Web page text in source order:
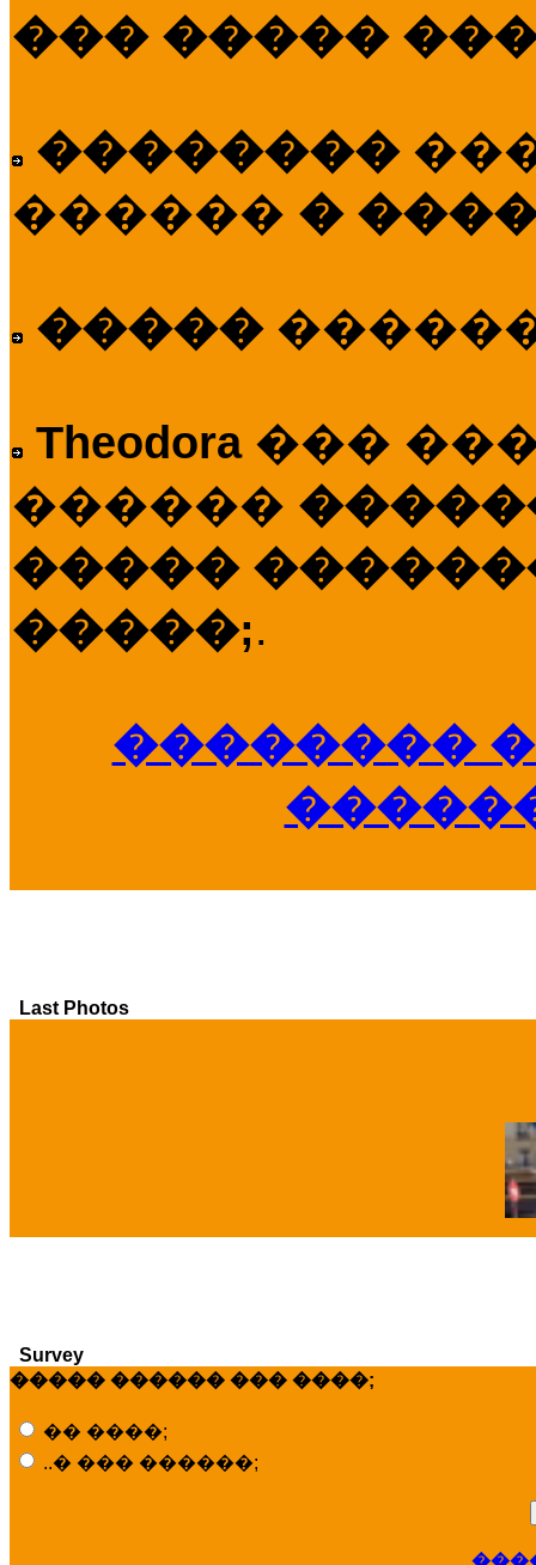
��� �����
��������
������ �
�����
Theodora ���
������
�����
�����;.
��������
Last Photos
Survey
����� ������ ��� ����;
�� ����;
..� ��� ������;